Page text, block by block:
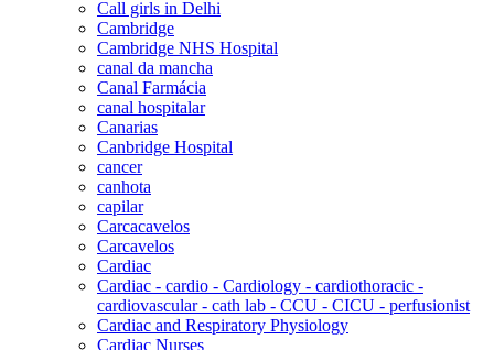
Call girls in Delhi
Cambridge
Cambridge NHS Hospital
canal da mancha
Canal Farmácia
canal hospitalar
Canarias
Canbridge Hospital
cancer
canhota
capilar
Carcacavelos
Carcavelos
Cardiac
Cardiac - cardio - Cardiology - cardiothoracic -
cardiovascular - cath lab - CCU - CICU - perfusionist
Cardiac and Respiratory Physiology
Cardiac Nurses